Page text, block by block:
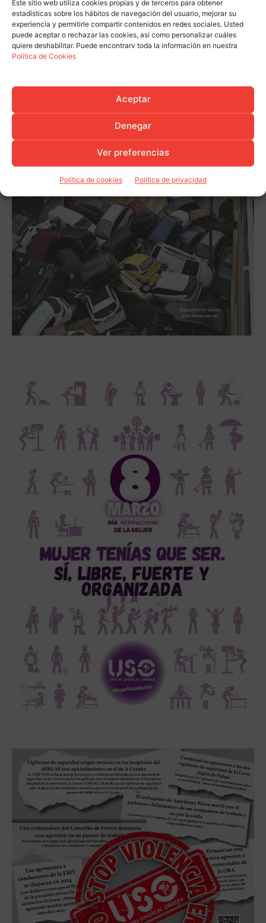
Este sitio web utiliza cookies propias y de terceros para obtener
estadísticas sobre los hábitos de navegación del usuario, mejorar su
experiencia y permitirle compartir contenidos en redes sociales. Usted
puede aceptar o rechazar las cookies, así como personalizar cuáles
quiere deshabilitar. Puede encontrarv toda la información en nuestra
Política de Cookies
Aceptar
Denegar
Ver preferencias
Política de cookies Política de privacidad